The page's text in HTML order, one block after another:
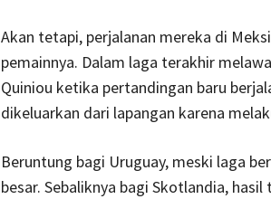
Akan tetapi, perjalanan mereka di
pemainnya. Dalam laga terakhir
Quiniou ketika pertandingan baru
dikeluarkan dari lapangan karena
Beruntung bagi Uruguay, meski laga
besar. Sebaliknya bagi Skotlandia,